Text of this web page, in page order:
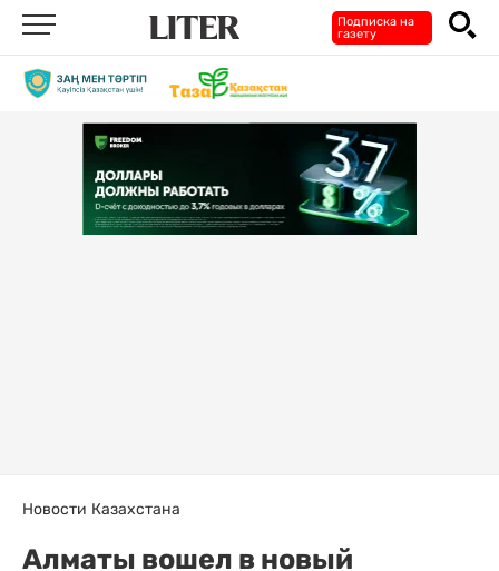
Подписка на
газету
Новости Казахстана
Алматы вошел в новый